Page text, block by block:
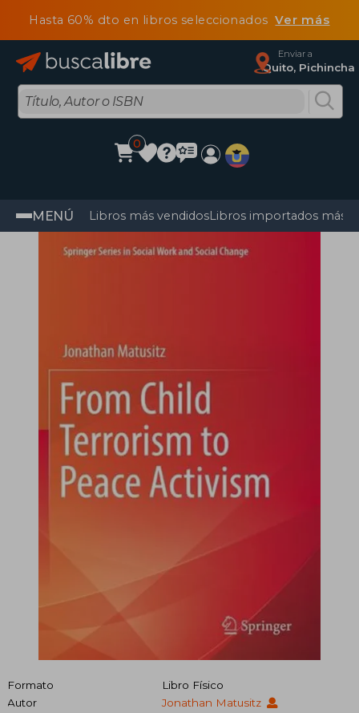
Hasta 60% dto en libros seleccionadosVer más
Enviar a
Quito, Pichincha
0
MENÚ Libros más vendidosLibros importados más
Formato
Libro Físico
Autor
Jonathan Matusitz